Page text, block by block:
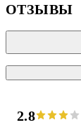
ОТЗЫВЫ
2.8